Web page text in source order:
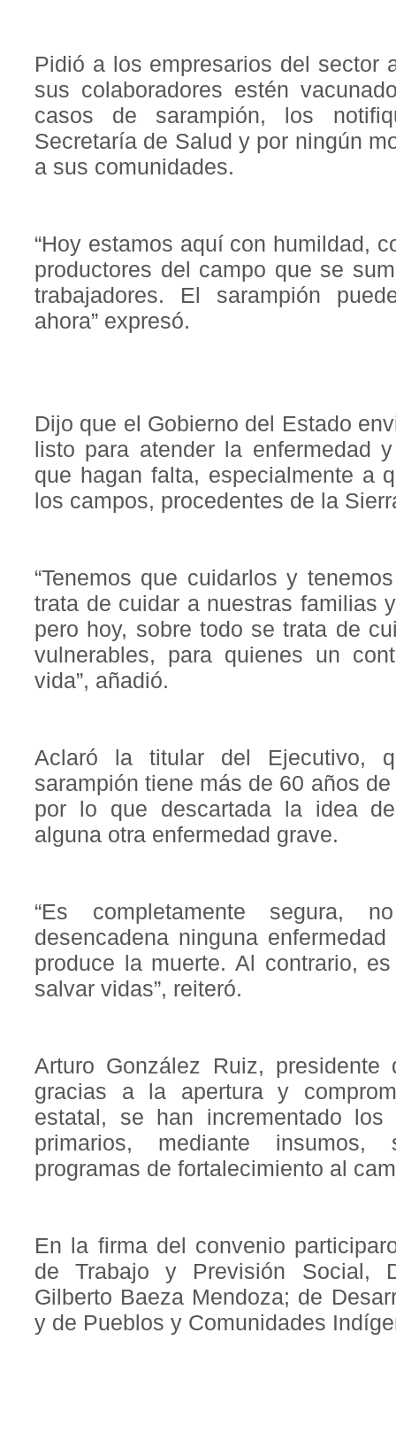
Pidió a los empresarios del sector
sus colaboradores estén
casos de sarampión, los
Secretaría de Salud y por ningún
a sus comunidades.
“Hoy estamos aquí con humildad,
productores del campo que se
trabajadores. El sarampión
ahora” expresó.
Dijo que el Gobierno del Estado
listo para atender la enfermedad
que hagan falta, especialmente a
los campos, procedentes de la
“Tenemos que cuidarlos y
trata de cuidar a nuestras familias
pero hoy, sobre todo se trata de
vulnerables, para quienes un
vida”, añadió.
Aclaró la titular del Ejecutivo,
sarampión tiene más de 60 años
por lo que descartada la idea
alguna otra enfermedad grave.
“Es completamente segura,
desencadena ninguna
produce la muerte. Al contrario,
salvar vidas”, reiteró.
Arturo González Ruiz,
gracias a la apertura y
estatal, se han incrementado los
primarios, mediante insumos,
programas de fortalecimiento al
En la firma del convenio
de Trabajo y Previsión Social,
Gilberto Baeza Mendoza; de
y de Pueblos y Comunidades